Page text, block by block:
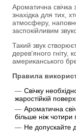
Ароматична
знахідка для тих,
атмосферу,
заспокійливим
Такий звук
дерев'яного гніту,
американського
Правила
Свічку
жаростійкій
Ароматична
більше ніж чотири
Не допускайте